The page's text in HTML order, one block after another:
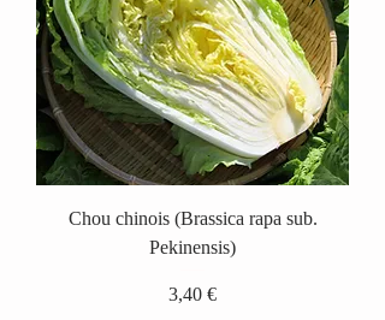
Chou chinois (Brassica rapa sub.
Pekinensis)
Prix
3,40 €